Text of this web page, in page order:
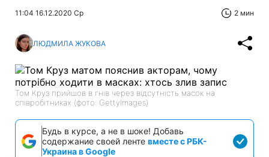
11:04 16.12.2020 Ср 2 мин
ЛЮДМИЛА ЖУКОВА
Том Круз прийшов в гнів через відсутність масок на
співробітниках (фото: GettyImages)
Будь в курсе, а не в шоке! Добавь
содержание своей ленте вместе с РБК-
Украина в Google